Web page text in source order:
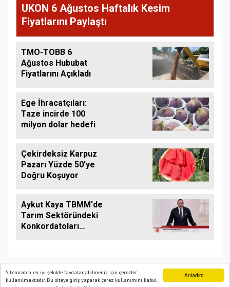
Anladım
Sitemizden en iyi şekilde faydalanabilmeniz için çerezler
kullanılmaktadır. Bu siteye giriş yaparak çerez kullanımını kabul
UKON 6 Ağustos Haftalık Kesim
Fiyatlarını Paylaştı
TMO-TOBB 6
Ağustos Hububat
Fiyatlarını Açıkladı
Ege İhracatçıları:
Taze incirde 100
milyon dolar hedefi
Çekirdeksiz Karpuz
Pazarı Yüzde 50’ye
Doğru Koşuyor
Aykut Kaya TBMM'de
Tarım Sektöründeki
Konkordatoları